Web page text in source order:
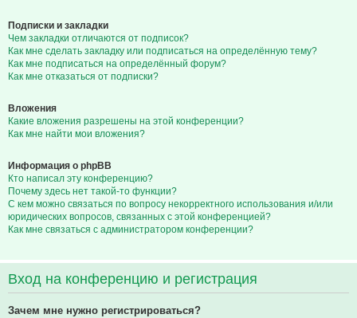
Подписки и закладки
Чем закладки отличаются от подписок?
Как мне сделать закладку или подписаться на определённую тему?
Как мне подписаться на определённый форум?
Как мне отказаться от подписки?
Вложения
Какие вложения разрешены на этой конференции?
Как мне найти мои вложения?
Информация о phpBB
Кто написал эту конференцию?
Почему здесь нет такой-то функции?
С кем можно связаться по вопросу некорректного использования и/или
юридических вопросов, связанных с этой конференцией?
Как мне связаться с администратором конференции?
Вход на конференцию и регистрация
Зачем мне нужно регистрироваться?